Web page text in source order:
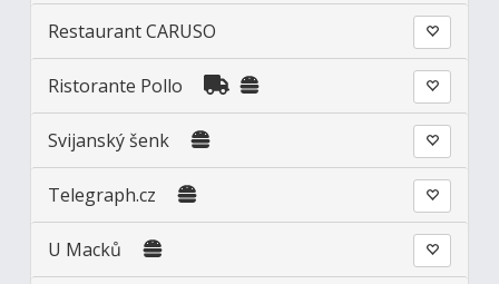
Restaurant CARUSO
Ristorante Pollo
Svijanský šenk
Telegraph.cz
U Macků